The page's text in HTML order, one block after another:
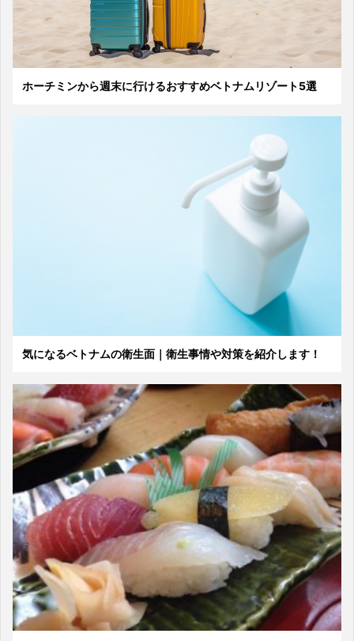
ホーチミンから週末に行けるおすすめベトナムリゾート5選
気になるベトナムの衛生面｜衛生事情や対策を紹介します！